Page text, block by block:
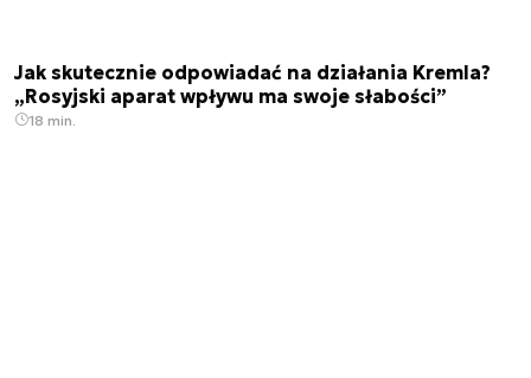
Jak skutecznie odpowiadać na działania Kremla?
„Rosyjski aparat wpływu ma swoje słabości”
18 min.